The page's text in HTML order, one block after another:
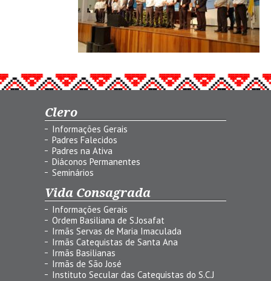
Clero
Informações Gerais
Padres Falecidos
Padres na Ativa
Diáconos Permanentes
Seminários
Vida Consagrada
Informações Gerais
Ordem Basiliana de S.Josafat
Irmãs Servas de Maria Imaculada
Irmãs Catequistas de Santa Ana
Irmãs Basilianas
Irmãs de São José
Instituto Secular das Catequistas do S.C.J